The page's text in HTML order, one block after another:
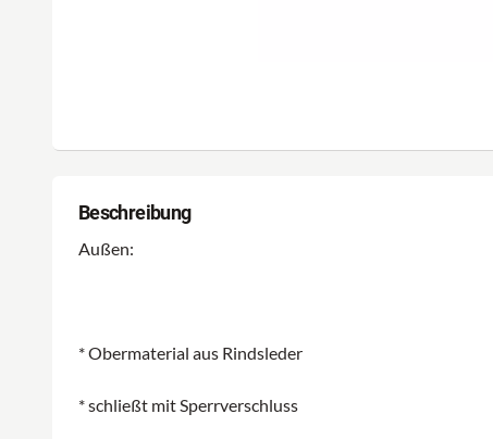
Beschreibung
Außen:
* Obermaterial aus Rindsleder
* schließt mit Sperrverschluss